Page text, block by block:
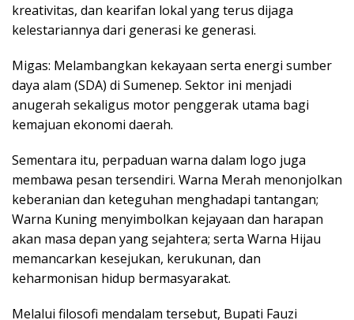
kreativitas, dan kearifan lokal yang terus dijaga
kelestariannya dari generasi ke generasi.
Migas: Melambangkan kekayaan serta energi sumber
daya alam (SDA) di Sumenep. Sektor ini menjadi
anugerah sekaligus motor penggerak utama bagi
kemajuan ekonomi daerah.
Sementara itu, perpaduan warna dalam logo juga
membawa pesan tersendiri. Warna Merah menonjolkan
keberanian dan keteguhan menghadapi tantangan;
Warna Kuning menyimbolkan kejayaan dan harapan
akan masa depan yang sejahtera; serta Warna Hijau
memancarkan kesejukan, kerukunan, dan
keharmonisan hidup bermasyarakat.
Melalui filosofi mendalam tersebut, Bupati Fauzi